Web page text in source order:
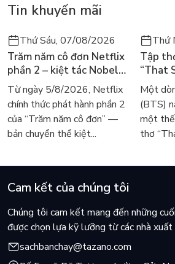
Tin khuyến mãi
Thứ Sáu, 07/08/2026
Trăm năm cô đơn Netflix
phần 2 – kiệt tác Nobel
trở lại màn ảnh, dòng
người tìm đọc lại García
Márquez
Từ ngày 5/8/2026, Netflix
chính thức phát hành phần 2
của “Trăm năm cô đơn” —
bản chuyển thể kiệt...
Thứ
Tập
“That
Lee
tiếng
sốt
Một
(BTS)
một
thơ
Cam kết của chúng tôi
Chúng tôi cam kết mang đến những
được chọn lựa kỹ lưỡng từ các nhà xuất
sachbanchay@tazano.com